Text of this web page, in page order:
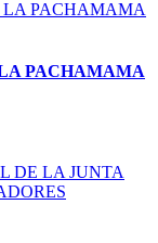
PACHAMAMA